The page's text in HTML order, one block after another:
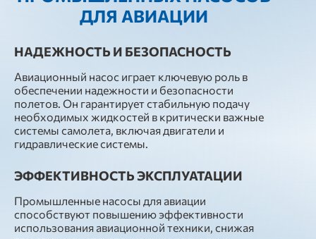
ДЛЯ АВИАЦИИ
НАДЕЖНОСТЬ И БЕЗОПАСНОСТЬ
Авиационный насос играет ключевую роль в
обеспечении надежности и безопасности
полетов. Он гарантирует стабильную подачу
необходимых жидкостей в критически важные
системы самолета, включая двигатели и
гидравлические системы.
ЭФФЕКТИВНОСТЬ ЭКСПЛУАТАЦИИ
Промышленные насосы для авиации
способствуют повышению эффективности
использования авиационной техники, снижая